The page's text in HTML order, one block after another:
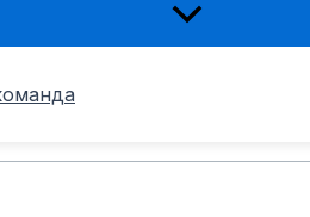
Переключатель